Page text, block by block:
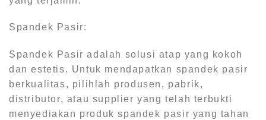
Spandek Pasir:
Spandek Pasir adalah solusi atap yang kokoh
dan estetis. Untuk mendapatkan spandek pasir
berkualitas, pilihlah produsen, pabrik,
distributor, atau supplier yang telah terbukti
menyediakan produk spandek pasir yang tahan